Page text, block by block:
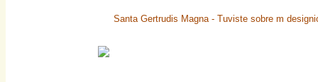
Santa Gertrudis Magna - Tuviste sobre m